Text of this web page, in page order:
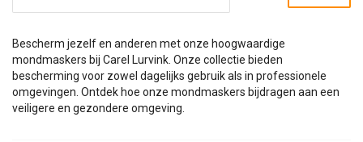
Bescherm jezelf en anderen met onze hoogwaardige
mondmaskers bij Carel Lurvink. Onze collectie bieden
bescherming voor zowel dagelijks gebruik als in professionele
omgevingen. Ontdek hoe onze mondmaskers bijdragen aan een
veiligere en gezondere omgeving.